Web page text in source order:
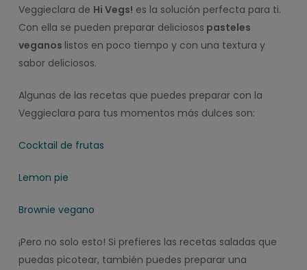
Veggieclara de Hi Vegs! es la solución perfecta para ti.
Con ella se pueden preparar deliciosos pasteles
veganos listos en poco tiempo y con una textura y
sabor deliciosos.
Algunas de las recetas que puedes preparar con la
Veggieclara para tus momentos más dulces son:
Cocktail de frutas
Lemon pie
Brownie vegano
¡Pero no solo esto! Si prefieres las recetas saladas que
puedas picotear, también puedes preparar una